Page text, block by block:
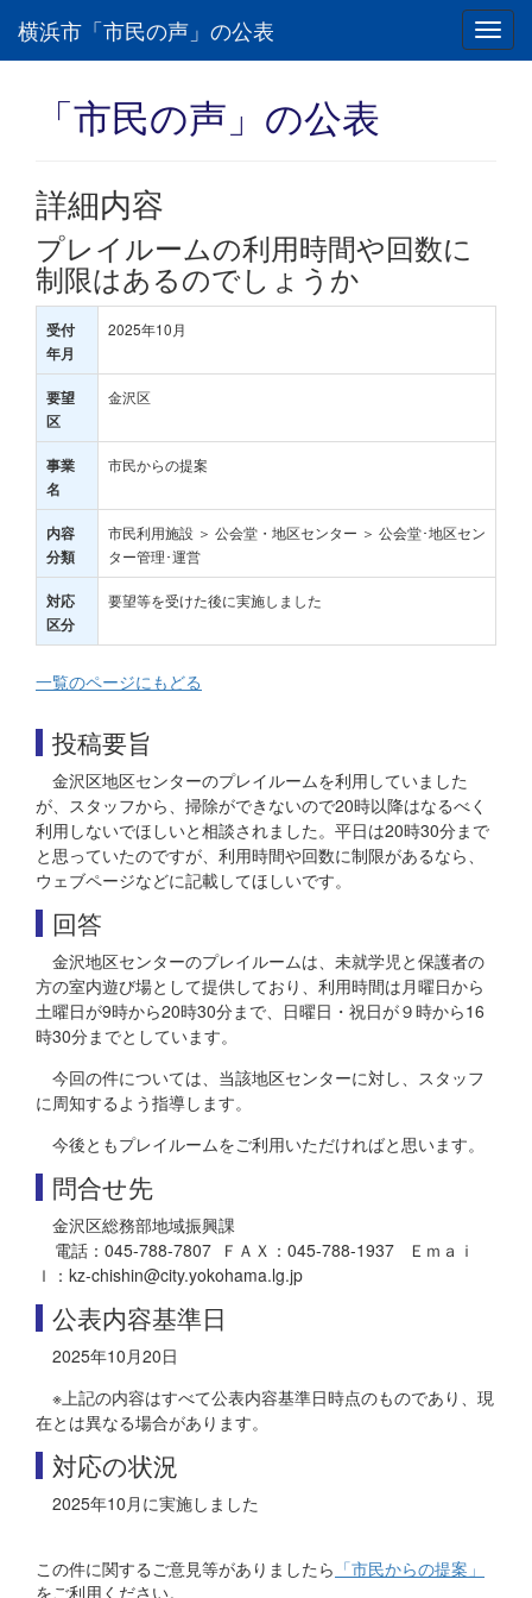
横浜市「市民の声」の公表
「市民の声」の公表
詳細内容
プレイルームの利用時間や回数に
制限はあるのでしょうか
受付
年月
2025年10月
要望
区
金沢区
事業
名
市民からの提案
内容
分類
市民利用施設 ＞ 公会堂・地区センター ＞ 公会堂･地区セン
ター管理･運営
対応
区分
要望等を受けた後に実施しました
一覧のページにもどる
投稿要旨
金沢区地区センターのプレイルームを利用していました
が、スタッフから、掃除ができないので20時以降はなるべく
利用しないでほしいと相談されました。平日は20時30分まで
と思っていたのですが、利用時間や回数に制限があるなら、
ウェブページなどに記載してほしいです。
回答
金沢地区センターのプレイルームは、未就学児と保護者の
方の室内遊び場として提供しており、利用時間は月曜日から
土曜日が9時から20時30分まで、日曜日・祝日が９時から16
時30分までとしています。
今回の件については、当該地区センターに対し、スタッフ
に周知するよう指導します。
今後ともプレイルームをご利用いただければと思います。
問合せ先
金沢区総務部地域振興課
電話：045-788-7807 ＦＡＸ：045-788-1937 Ｅｍａｉ
ｌ：kz-chishin@city.yokohama.lg.jp
公表内容基準日
2025年10月20日
※上記の内容はすべて公表内容基準日時点のものであり、現
在とは異なる場合があります。
対応の状況
2025年10月に実施しました
この件に関するご意見等がありましたら 「市民からの提案」
をご利用ください。